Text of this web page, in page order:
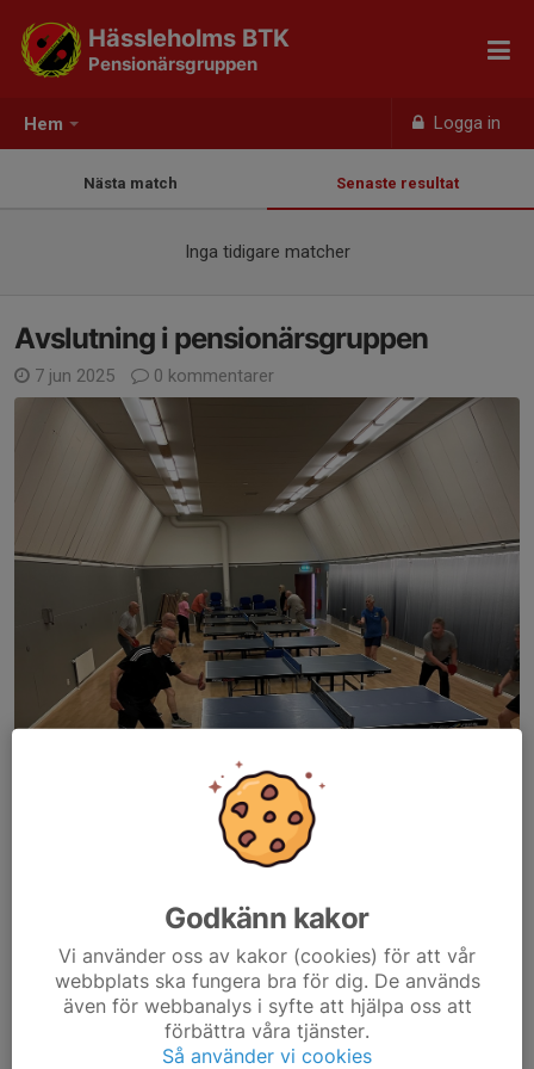
Hem Logga in
Hässleholms BTK
Pensionärsgruppen
Nästa match Senaste resultat
Inga tidigare matcher
Avslutning i pensionärsgruppen
7 jun 2025 0 kommentarer
Godkänn kakor
Vi använder oss av kakor (cookies) för att vår
webbplats ska fungera bra för dig. De används
även för webbanalys i syfte att hjälpa oss att
förbättra våra tjänster.
Så använder vi cookies